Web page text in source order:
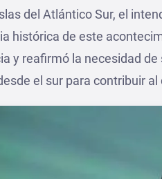
del Atlántico Sur, el
histórica de este
y reafirmó la necesidad
el sur para contribuir